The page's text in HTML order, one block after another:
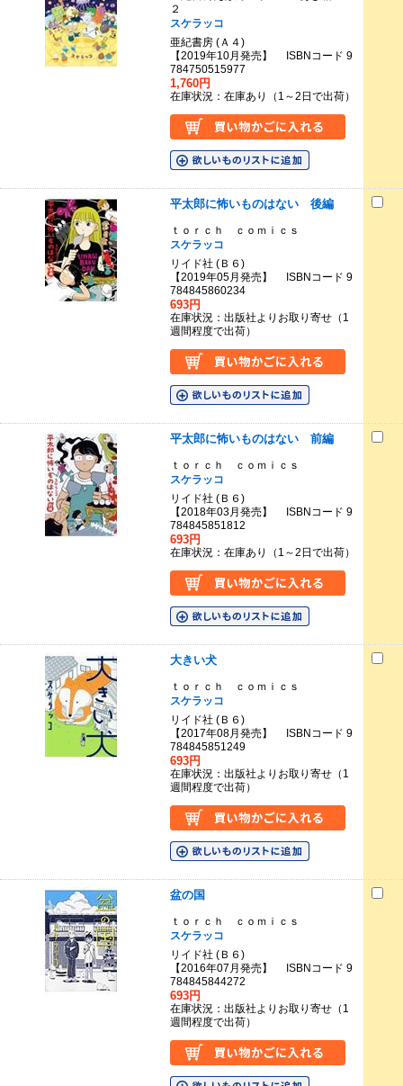
２
スケラッコ
亜紀書房 (Ａ４)
【2019年10月発売】 ISBNコード 9
784750515977
1,760円
在庫状況：在庫あり（1～2日で出荷）
平太郎に怖いものはない 後編
ｔｏｒｃｈ ｃｏｍｉｃｓ
スケラッコ
リイド社 (Ｂ６)
【2019年05月発売】 ISBNコード 9
784845860234
693円
在庫状況：出版社よりお取り寄せ（1
週間程度で出荷）
平太郎に怖いものはない 前編
ｔｏｒｃｈ ｃｏｍｉｃｓ
スケラッコ
リイド社 (Ｂ６)
【2018年03月発売】 ISBNコード 9
784845851812
693円
在庫状況：在庫あり（1～2日で出荷）
大きい犬
ｔｏｒｃｈ ｃｏｍｉｃｓ
スケラッコ
リイド社 (Ｂ６)
【2017年08月発売】 ISBNコード 9
784845851249
693円
在庫状況：出版社よりお取り寄せ（1
週間程度で出荷）
盆の国
ｔｏｒｃｈ ｃｏｍｉｃｓ
スケラッコ
リイド社 (Ｂ６)
【2016年07月発売】 ISBNコード 9
784845844272
693円
在庫状況：出版社よりお取り寄せ（1
週間程度で出荷）